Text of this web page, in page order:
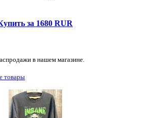
за 1680 RUR
в нашем магазине.
товары